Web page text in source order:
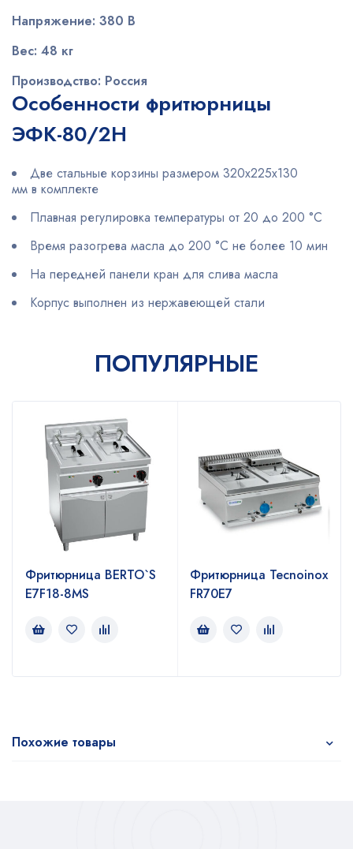
Напряжение: 380 В
Вес: 48 кг
Производство: Россия
Особенности фритюрницы
ЭФК-80/2Н
Две стальные корзины размером 320х225х130
мм в комплекте
Плавная регулировка температуры от 20 до 200 °C
Время разогрева масла до 200 °C не более 10 мин
На передней панели кран для слива масла
Корпус выполнен из нержавеющей стали
ПОПУЛЯРНЫЕ
Фритюрница BERTO`S
E7F18-8MS
Фритюрница Tecnoinox
FR70E7
Похожие товары